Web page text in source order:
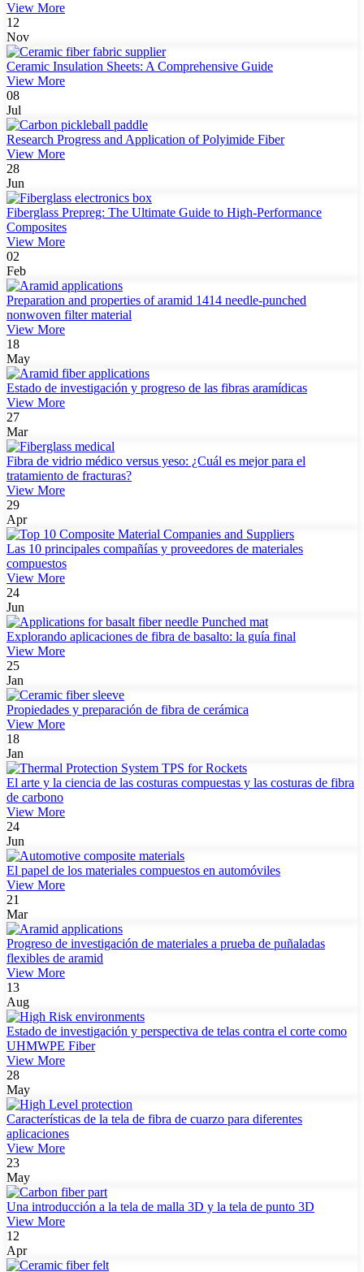
View More
12
Nov
Ceramic Insulation Sheets: A Comprehensive Guide
View More
08
Jul
Research Progress and Application of Polyimide Fiber
View More
28
Jun
Fiberglass Prepreg: The Ultimate Guide to High-Performance
Composites
View More
02
Feb
Preparation and properties of aramid 1414 needle-punched
nonwoven filter material
View More
18
May
Estado de investigación y progreso de las fibras aramídicas
View More
27
Mar
Fibra de vidrio médico versus yeso: ¿Cuál es mejor para el
tratamiento de fracturas?
View More
29
Apr
Las 10 principales compañías y proveedores de materiales
compuestos
View More
24
Jun
Explorando aplicaciones de fibra de basalto: la guía final
View More
25
Jan
Propiedades y preparación de fibra de cerámica
View More
18
Jan
El arte y la ciencia de las costuras compuestas y las costuras de fibra
de carbono
View More
24
Jun
El papel de los materiales compuestos en automóviles
View More
21
Mar
Progreso de investigación de materiales a prueba de puñaladas
flexibles de aramid
View More
13
Aug
Estado de investigación y perspectiva de telas contra el corte como
UHMWPE Fiber
View More
28
May
Características de la tela de fibra de cuarzo para diferentes
aplicaciones
View More
23
May
Una introducción a la tela de malla 3D y la tela de punto 3D
View More
12
Apr